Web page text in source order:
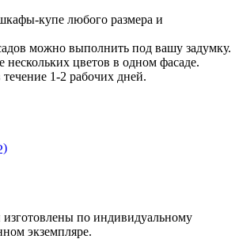
купе любого размера и
можно выполнить под вашу задумку.
нескольких цветов в одном фасаде.
течение 1-2 рабочих дней.
по индивидуальному
экземпляре.